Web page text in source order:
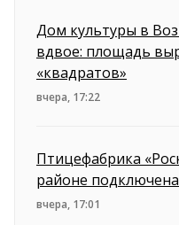
Дом культуры в
вдвое: площадь
«квадратов»
вчера, 17:22
Птицефабрика
районе подключена
вчера, 17:01